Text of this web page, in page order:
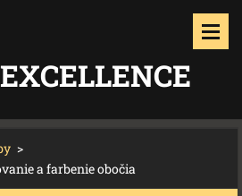
>
a farbenie obočia